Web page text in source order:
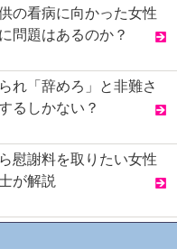
の看病に向かった女性
問題はあるのか？
れ「辞めろ」と非難さ
るしかない？
慰謝料を取りたい女性
が解説